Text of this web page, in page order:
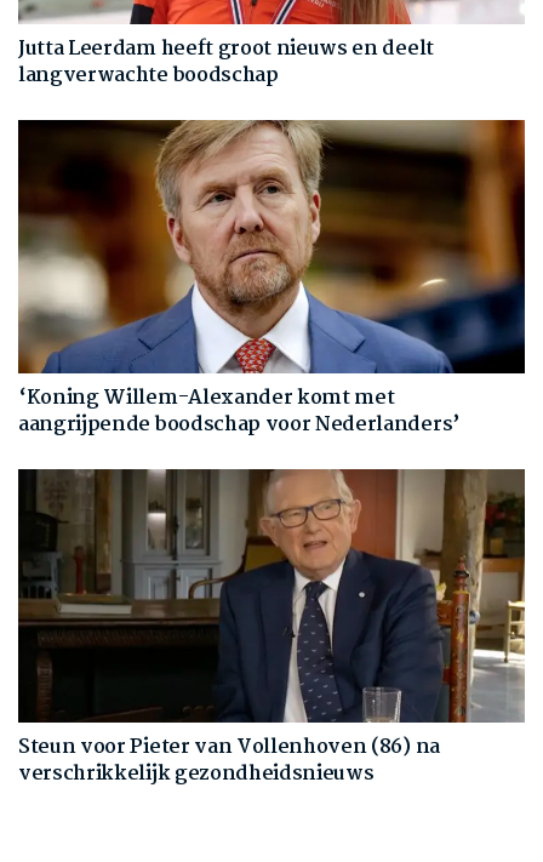
Jutta Leerdam heeft groot nieuws en deelt
langverwachte boodschap
‘Koning Willem-Alexander komt met
aangrijpende boodschap voor Nederlanders’
Steun voor Pieter van Vollenhoven (86) na
verschrikkelijk gezondheidsnieuws